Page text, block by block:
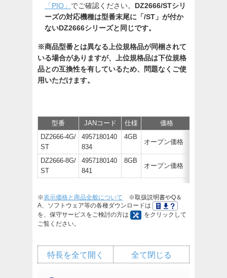
「PIO」 でご確認ください。 DZ2666/STシリ
ーズの対応機種は型番末尾に「/ST」が付か
ないDZ2666シリーズと同じです。
※商品型番とは異なる上位規格品が同梱されて
いる場合がありますが、上位規格品は下位規格
品との互換性を有しているため、問題なくご使
用いただけます。
型番 JANコード 仕様 価格
DZ2666-4G/
ST
4957180140
834
4GB
オープン価格
DZ2666-8G/
ST
4957180140
841
8GB
オープン価格
※表示価格と商品全般について ※取扱説明書やQ＆
A、ソフトウェア等の各種ダウンロードは
を、保守サービスをご検討の方は
をクリックして
ご覧ください。
全て閉じる
特長を全て開く